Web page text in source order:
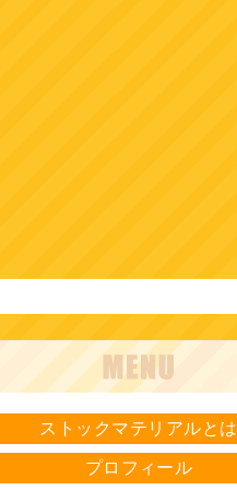
ストックマテリアルとは
プロフィール